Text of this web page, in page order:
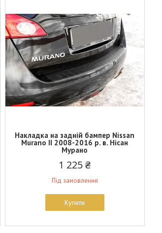
Накладка на задній бампер Nissan
Murano II 2008-2016 р. в. Нісан
Мурано
1 225 ₴
Під замовлення
Купити